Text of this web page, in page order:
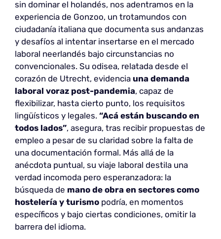
sin dominar el holandés, nos adentramos en la
experiencia de Gonzoo, un trotamundos con
ciudadanía italiana que documenta sus andanzas
y desafíos al intentar insertarse en el mercado
laboral neerlandés bajo circunstancias no
convencionales. Su odisea, relatada desde el
corazón de Utrecht, evidencia una demanda
laboral voraz post-pandemia, capaz de
flexibilizar, hasta cierto punto, los requisitos
lingüísticos y legales. “Acá están buscando en
todos lados”, asegura, tras recibir propuestas de
empleo a pesar de su claridad sobre la falta de
una documentación formal. Más allá de la
anécdota puntual, su viaje laboral destila una
verdad incomoda pero esperanzadora: la
búsqueda de mano de obra en sectores como
hostelería y turismo podría, en momentos
específicos y bajo ciertas condiciones, omitir la
barrera del idioma.